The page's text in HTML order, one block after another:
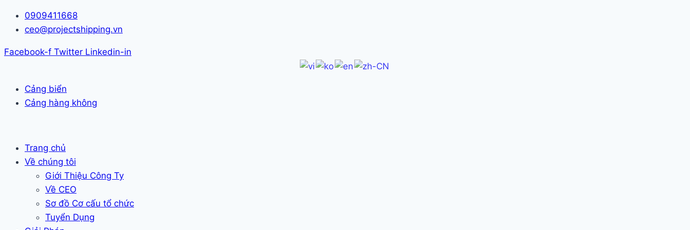
Skip
0909411668
ceo@projectshipping.vn
Facebook-f Twitter Linkedin-in
Cảng biển
Cảng hàng không
Trang chủ
Về chúng tôi
Giới Thiệu Công Ty
Về CEO
Sơ đồ Cơ cấu tổ chức
Tuyển Dụng